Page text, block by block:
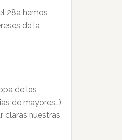
28a hemos
de la
de los
de mayores…)
claras nuestras